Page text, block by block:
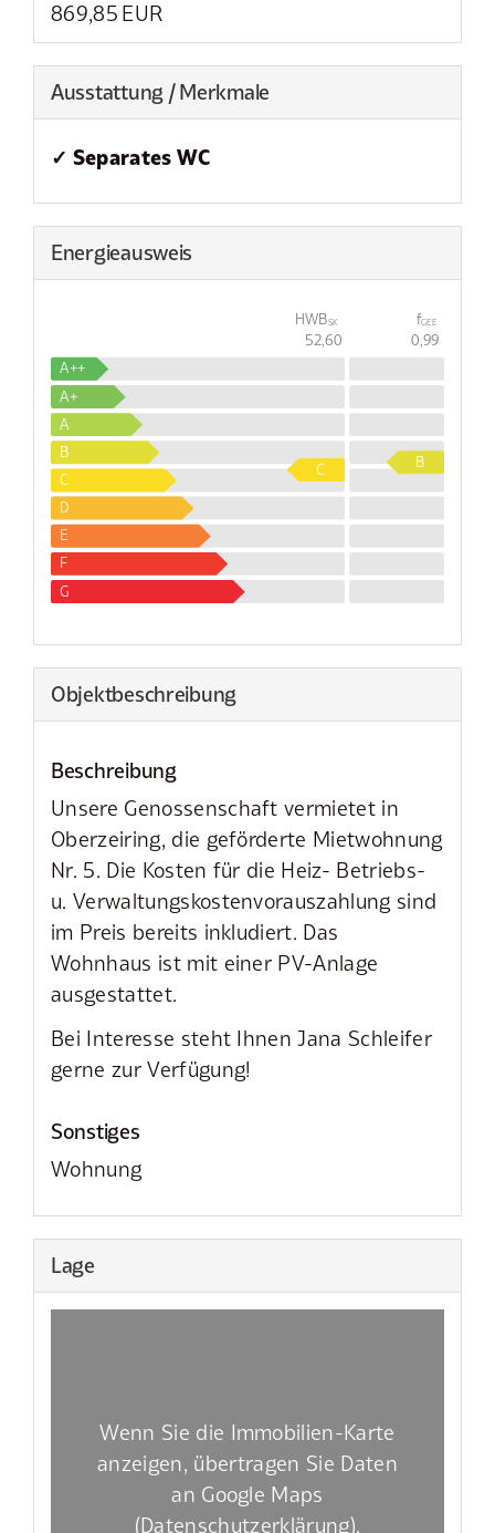
869,85 EUR
Ausstattung / Merkmale
✓ Separates WC
Energieausweis
HWBSK
52,60 0,99
fGEE
A++
A+
A
B
C
D
E
F
G
B
C
Objekt­beschreibung
Beschreibung
Unsere Genossenschaft vermietet in
Oberzeiring, die geförderte Mietwohnung
Nr. 5. Die Kosten für die Heiz- Betriebs-
u. Verwaltungskostenvorauszahlung sind
im Preis bereits inkludiert. Das
Wohnhaus ist mit einer PV-Anlage
ausgestattet.
Bei Interesse steht Ihnen Jana Schleifer
gerne zur Verfügung!
Sonstiges
Wohnung
Lage
Wenn Sie die Immobilien-Karte
anzeigen, übertragen Sie Daten
an Google Maps
(Datenschutzerklärung).